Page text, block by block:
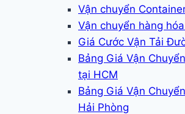
Vận chuyển
Vận chuyển hàng
Giá Cước Vận Tải
Bảng Giá Vận
tại HCM
Bảng Giá Vận
Hải Phòng